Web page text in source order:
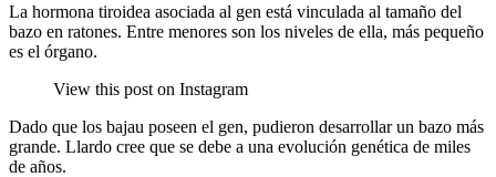
La hormona tiroidea asociada al gen está vinculada al tamaño del
bazo en ratones. Entre menores son los niveles de ella, más pequeño
es el órgano.
View this post on Instagram
Dado que los bajau poseen el gen, pudieron desarrollar un bazo más
grande. Llardo cree que se debe a una evolución genética de miles
de años.